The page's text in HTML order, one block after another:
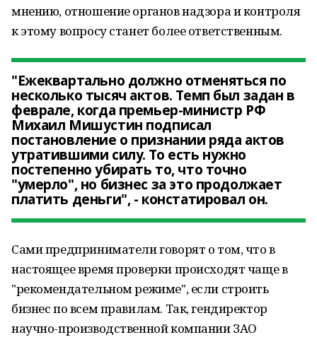
мнению, отношение органов надзора и контроля
к этому вопросу станет более ответственным.
"Ежеквартально должно отменяться по
несколько тысяч актов. Темп был задан в
феврале, когда премьер-министр РФ
Михаил Мишустин подписал
постановление о признании ряда актов
утратившими силу. То есть нужно
постепенно убирать то, что точно
"умерло", но бизнес за это продолжает
платить деньги", - констатировал он.
Сами предприниматели говорят о том, что в
настоящее время проверки происходят чаще в
"рекомендательном режиме", если строить
бизнес по всем правилам. Так, гендиректор
научно-производственной компании ЗАО